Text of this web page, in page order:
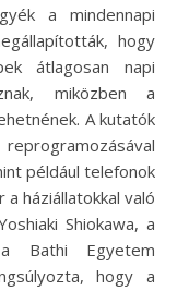
a mindennapi
hogy
átlagosan napi
miközben a
A kutatók
például telefonok
háziállatokkal való
Shiokawa, a
Bathi Egyetem
hogy a